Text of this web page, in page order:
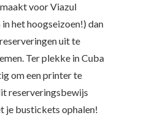
voor Viazul
het hoogseizoen!) dan
uit te
Ter plekke in Cuba
om een printer te
reserveringsbewijs
je bustickets ophalen!